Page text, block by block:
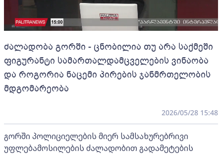
ძალადობა გორში - ცნობილია თუ არა საქმეში
ფიგურანტი სამართალდამცველების ვინაობა
და როგორია ნაცემი პირების ჯანმრთელობის
მდგომარეობა
2026/05/28 15:48
გორში პოლიციელების მიერ სამსახურებრივი
უფლებამოსილების ძალადობით გადამეტების